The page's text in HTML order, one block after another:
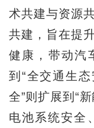
术共建与资源
共建，旨在提
健康，带动汽
到“全交通生
全”则扩展到“
电池系统安全